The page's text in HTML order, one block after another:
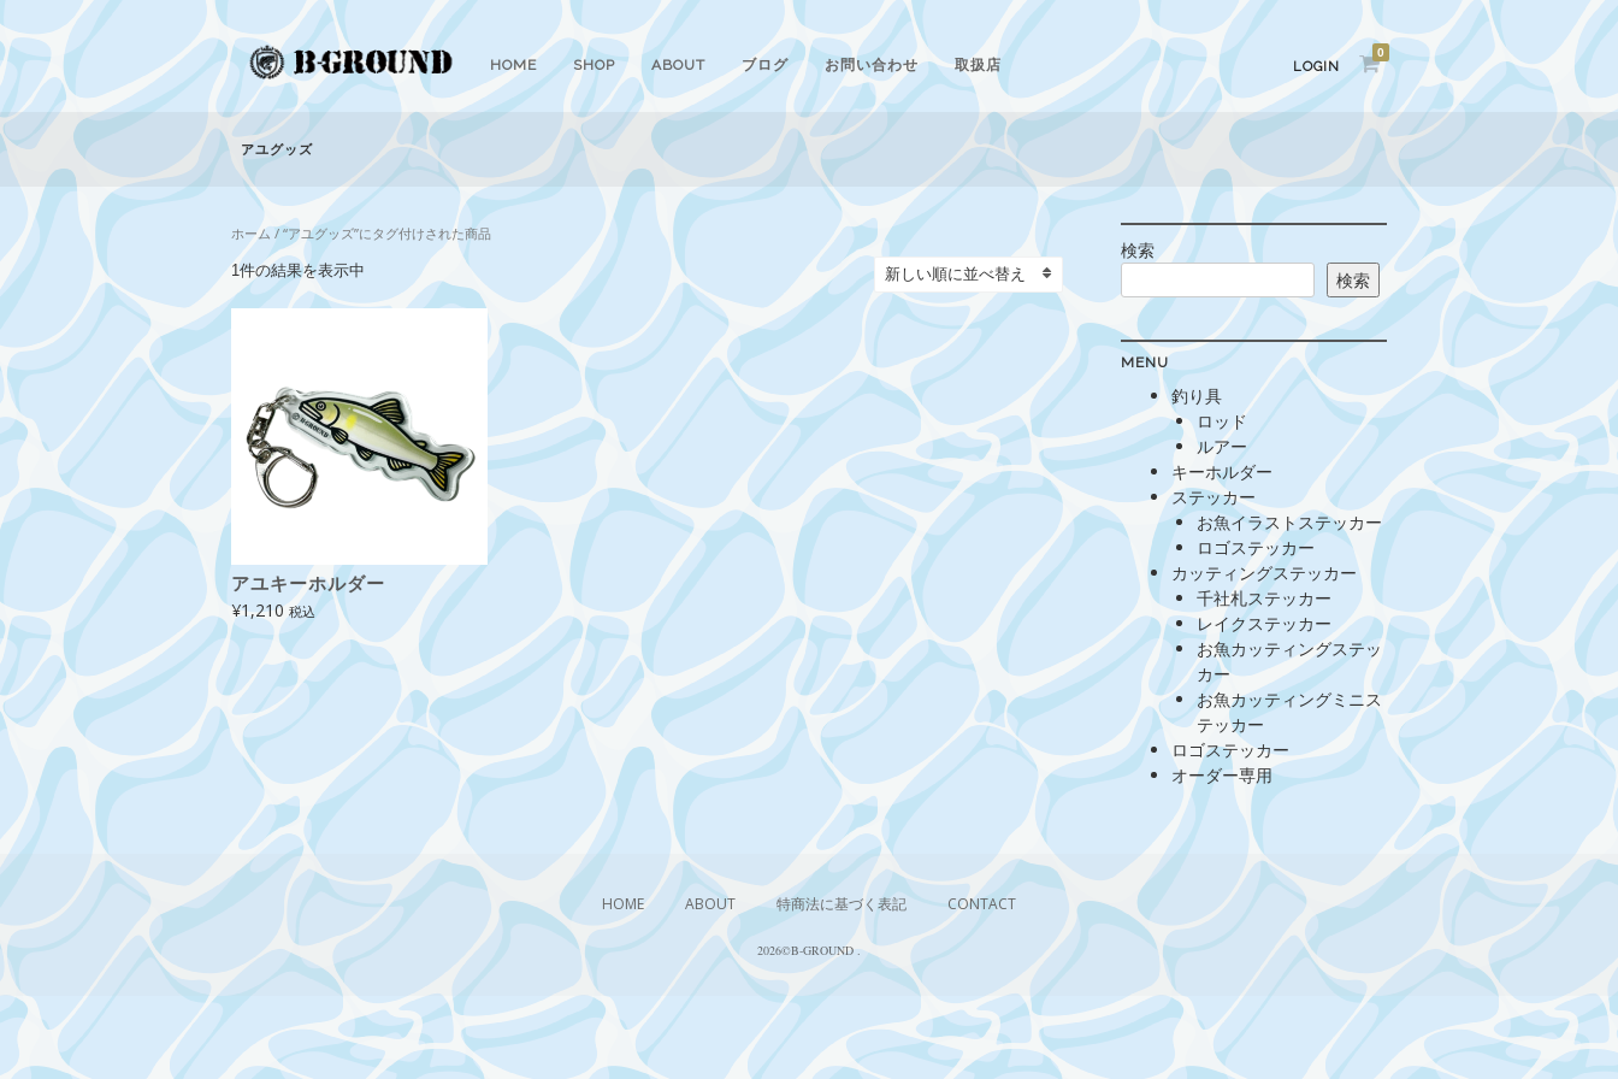
HOME SHOP ABOUT ブログ お問い合わせ 取扱店 LOGIN
0
アユグッズ
ホーム / “アユグッズ”にタグ付けされた商品
1件の結果を表示中
アユキーホルダー
¥1,210 税込
検索
検索
MENU
釣り具
ロッド
ルアー
キーホルダー
ステッカー
お魚イラストステッカー
ロゴステッカー
カッティングステッカー
千社札ステッカー
レイクステッカー
お魚カッティングステッ
カー
お魚カッティングミニス
テッカー
ロゴステッカー
オーダー専用
HOME ABOUT 特商法に基づく表記 CONTACT
2026©︎B-GROUND.